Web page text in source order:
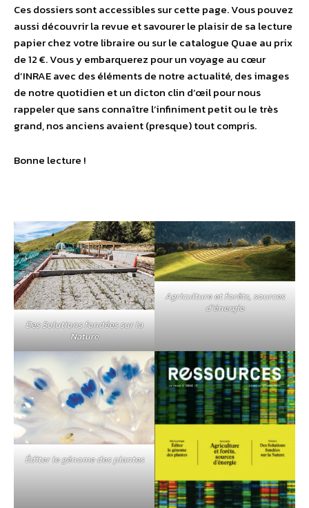
Ces dossiers sont accessibles sur cette page. Vous pouvez
aussi découvrir la revue et savourer le plaisir de sa lecture
papier chez votre libraire ou sur le catalogue Quae au prix
de 12 €. Vous y embarquerez pour un voyage au cœur
d’INRAE avec des éléments de notre actualité, des images
de notre quotidien et un dicton clin d’œil pour nous
rappeler que sans connaître l’infiniment petit ou le très
grand, nos anciens avaient (presque) tout compris.
Bonne lecture !
Des Solutions fondées sur la
Nature
Agriculture et forêts, sources
d’énergie
Éditer le génome des plantes